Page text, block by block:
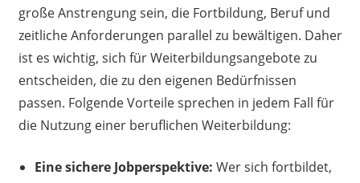
große Anstrengung sein, die Fortbildung, Beruf und
zeitliche Anforderungen parallel zu bewältigen. Daher
ist es wichtig, sich für Weiterbildungsangebote zu
entscheiden, die zu den eigenen Bedürfnissen
passen. Folgende Vorteile sprechen in jedem Fall für
die Nutzung einer beruflichen Weiterbildung:
Eine sichere Jobperspektive: Wer sich fortbildet,